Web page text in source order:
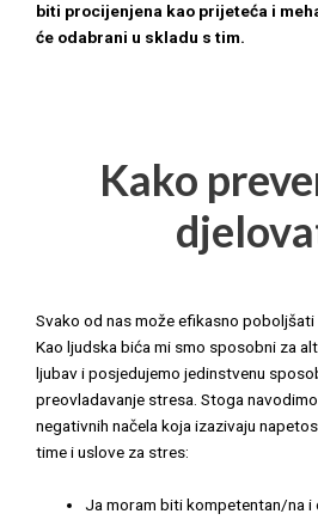
biti procijenjena kao prijeteća i
će odabrani u skladu s tim.
Kako
Svako od nas može efikasno
Kao ljudska bića mi smo sposobni za
ljubav i posjedujemo jedinstvenu
preovladavanje stresa. Stoga
negativnih načela koja izazivaju
time i uslove za stres:
Ja moram biti kompetentan/na i